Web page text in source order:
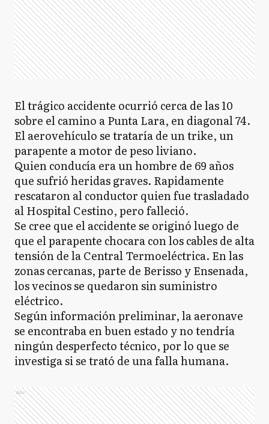
El trágico accidente ocurrió cerca de las 10
sobre el camino a Punta Lara, en diagonal 74.
El aerovehículo se trataría de un trike, un
parapente a motor de peso liviano.
Quien conducía era un hombre de 69 años
que sufrió heridas graves. Rapidamente
rescataron al conductor quien fue trasladado
al Hospital Cestino, pero falleció.
Se cree que el accidente se originó luego de
que el parapente chocara con los cables de alta
tensión de la Central Termoeléctrica. En las
zonas cercanas, parte de Berisso y Ensenada,
los vecinos se quedaron sin suministro
eléctrico.
Según información preliminar, la aeronave
se encontraba en buen estado y no tendría
ningún desperfecto técnico, por lo que se
investiga si se trató de una falla humana.
Ads